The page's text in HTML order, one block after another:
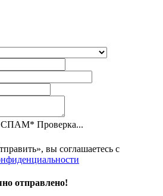
СПАМ* Проверка...
вы соглашаетесь с
отправлено!